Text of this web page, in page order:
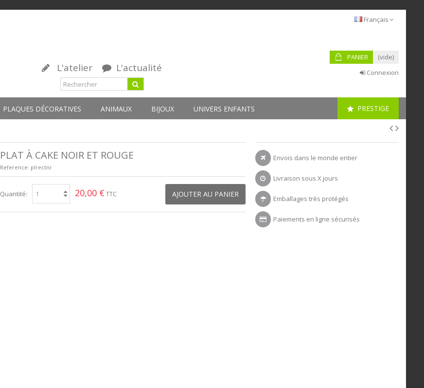
Français
PANIER (vide)
L'atelier L'actualité Connexion
PLAQUES DÉCORATIVES ANIMAUX BIJOUX UNIVERS ENFANTS PRESTIGE
PLAT À CAKE NOIR ET ROUGE
Reference: plrectnr
AJOUTER AU PANIER
Quantité: 20,00 € TTC
Envois dans le monde entier
Livraison sous X jours
Emballages très protégés
Paiements en ligne sécurisés